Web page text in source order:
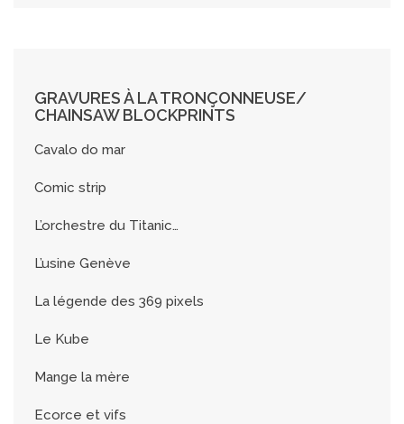
GRAVURES À LA TRONÇONNEUSE/
CHAINSAW BLOCKPRINTS
Cavalo do mar
Comic strip
L’orchestre du Titanic…
L’usine Genève
La légende des 369 pixels
Le Kube
Mange la mère
Ecorce et vifs